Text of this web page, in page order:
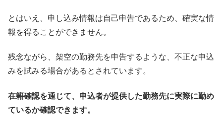
とはいえ、申し込み情報は自己申告であるため、確実な情
報を得ることができません。
残念ながら、架空の勤務先を申告するような、不正な申込
みを試みる場合があるとされています。
在籍確認を通じて、申込者が提供した勤務先に実際に勤め
ているか確認できます。